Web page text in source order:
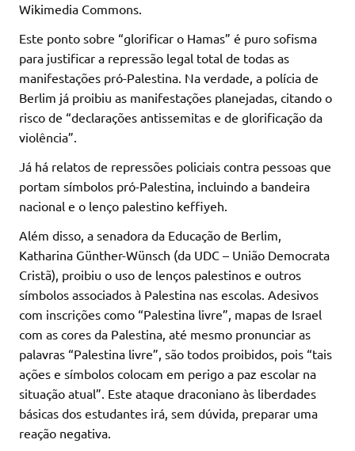
Wikimedia Commons.
Este ponto sobre “glorificar o Hamas” é puro sofisma
para justificar a repressão legal total de todas as
manifestações pró-Palestina. Na verdade, a polícia de
Berlim já proibiu as manifestações planejadas, citando o
risco de “declarações antissemitas e de glorificação da
violência”.
Já há relatos de repressões policiais contra pessoas que
portam símbolos pró-Palestina, incluindo a bandeira
nacional e o lenço palestino keffiyeh.
Além disso, a senadora da Educação de Berlim,
Katharina Günther-Wünsch (da UDC – União Democrata
Cristã), proibiu o uso de lenços palestinos e outros
símbolos associados à Palestina nas escolas. Adesivos
com inscrições como “Palestina livre”, mapas de Israel
com as cores da Palestina, até mesmo pronunciar as
palavras “Palestina livre”, são todos proibidos, pois “tais
ações e símbolos colocam em perigo a paz escolar na
situação atual”. Este ataque draconiano às liberdades
básicas dos estudantes irá, sem dúvida, preparar uma
reação negativa.